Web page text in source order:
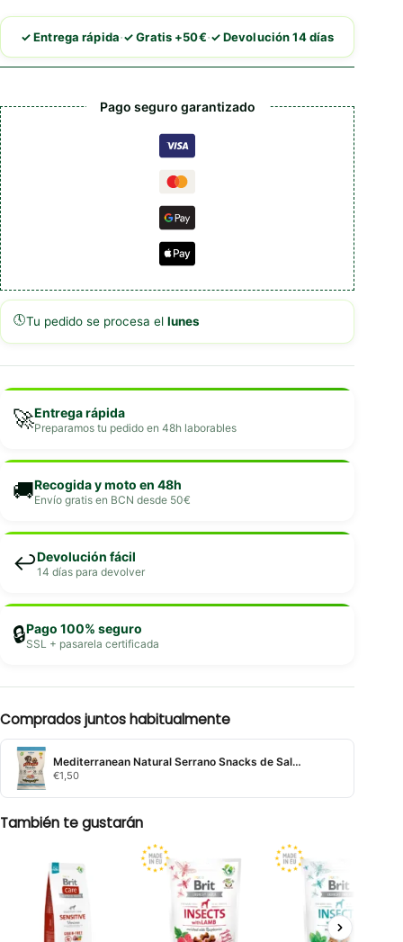
Dental
cantidad
✓ Entrega rápida·✓ Gratis +50€·✓ Devolución 14 días
Pago seguro garantizado
🕔Tu pedido se procesa el lunes
🚀Entrega rápida
Preparamos tu pedido en 48h laborables
🚚Recogida y moto en 48h
Envío gratis en BCN desde 50€
↩️Devolución fácil
14 días para devolver
🔒Pago 100% seguro
SSL + pasarela certificada
Comprados juntos habitualmente
Mediterranean Natural Serrano Snacks de Salmón y Atún
€1,50
También te gustarán